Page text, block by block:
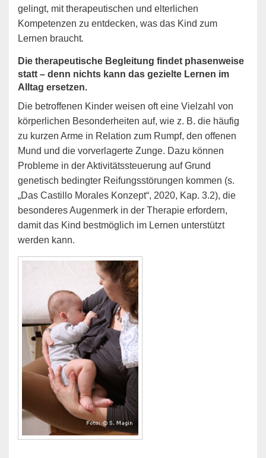
gelingt, mit therapeutischen und elterlichen
Kompetenzen zu entdecken, was das Kind zum
Lernen braucht.
Die therapeutische Begleitung findet phasenweise
statt – denn nichts kann das gezielte Lernen im
Alltag ersetzen.
Die betroffenen Kinder weisen oft eine Vielzahl von
körperlichen Besonderheiten auf, wie z. B. die häufig
zu kurzen Arme in Relation zum Rumpf, den offenen
Mund und die vorverlagerte Zunge. Dazu können
Probleme in der Aktivitätssteuerung auf Grund
genetisch bedingter Reifungsstörungen kommen (s.
„Das Castillo Morales Konzept“, 2020, Kap. 3.2), die
besonderes Augenmerk in der Therapie erfordern,
damit das Kind bestmöglich im Lernen unterstützt
werden kann.